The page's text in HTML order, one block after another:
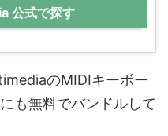
公式で探す
のMIDIキーボー
も無料でバンドルして